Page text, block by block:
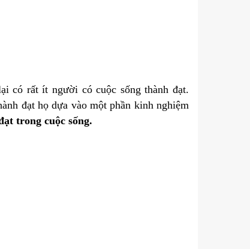
có rất ít người có cuộc sống thành đạt.
đạt họ dựa vào một phần kinh nghiệm
trong cuộc sống.